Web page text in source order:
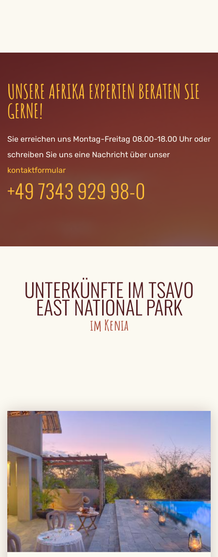
UNSERE AFRIKA EXPERTEN BERATEN SIE
GERNE!
Sie erreichen uns Montag-Freitag 08.00-18.00 Uhr oder
schreiben Sie uns eine Nachricht über unser
kontaktformular
+49 7343 929 98-0
UNTERKÜNFTE IM TSAVO
EAST NATIONAL PARK
im Kenia